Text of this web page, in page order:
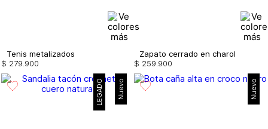
Tenis metalizados
$ 279 900
Zapato cerrado en charol
$ 259 900
Nuevo
LEGADO Nuevo